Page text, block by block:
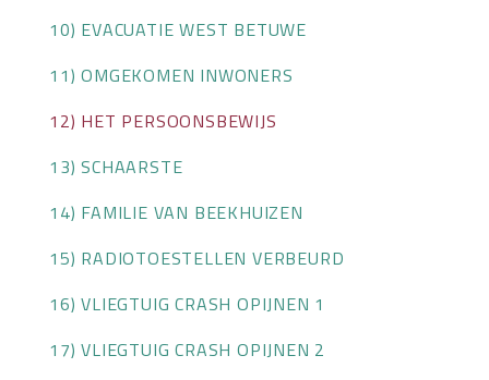
10) EVACUATIE WEST BETUWE
11) OMGEKOMEN INWONERS
12) HET PERSOONSBEWIJS
13) SCHAARSTE
14) FAMILIE VAN BEEKHUIZEN
15) RADIOTOESTELLEN VERBEURD
16) VLIEGTUIG CRASH OPIJNEN 1
17) VLIEGTUIG CRASH OPIJNEN 2